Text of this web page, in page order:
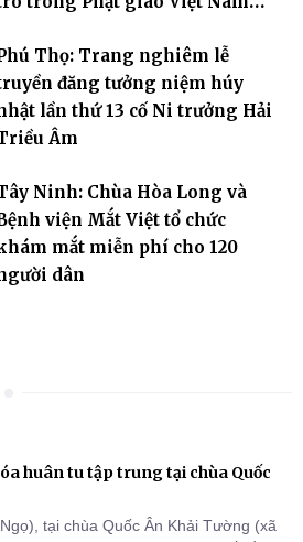
Thọ: Trang nghiêm lễ
đăng tưởng niệm húy
lần thứ 13 cố Ni trưởng Hải
Âm
Ninh: Chùa Hòa Long và
viện Mắt Việt tổ chức
mắt miễn phí cho 120
dân
huân tu tập trung tại chùa Quốc
tại chùa Quốc Ân Khải Tường (xã